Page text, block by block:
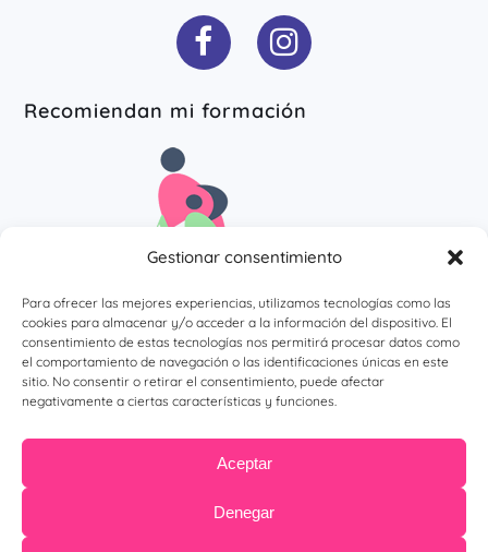
Gestionar consentimiento
Para ofrecer las mejores experiencias, utilizamos tecnologías como las
cookies para almacenar y/o acceder a la información del dispositivo. El
consentimiento de estas tecnologías nos permitirá procesar datos como
el comportamiento de navegación o las identificaciones únicas en este
sitio. No consentir o retirar el consentimiento, puede afectar
negativamente a ciertas características y funciones.
Aceptar
Denegar
Recomiendan mi formación